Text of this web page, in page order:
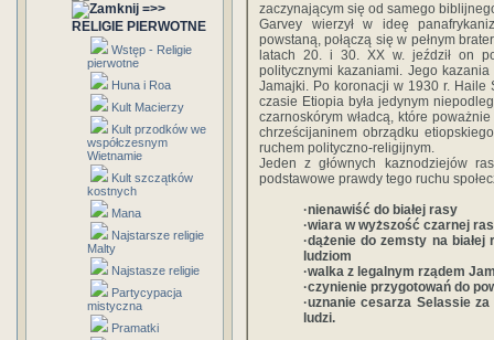
=>>
RELIGIE PIERWOTNE
Wstęp - Religie
pierwotne
Huna i Roa
Kult Macierzy
Kult przodków we
współczesnym
Wietnamie
Kult szczątków
kostnych
Mana
Najstarsze religie
Malty
Najstasze religie
Partycypacja
mistyczna
Pramatki
zaczynającym się od samego
Garvey wierzył w ideę
powstaną, połączą się w pełnym
latach 20. i 30. XX w. jeździł on
politycznymi kazaniami. Jego
Jamajki. Po koronacji w 1930 r. Haile
czasie Etiopia była jedynym
czarnoskórym władcą, które
chrześcijaninem obrządku
ruchem polityczno-religijnym.
Jeden z głównych kaznodziejów
podstawowe prawdy tego ruchu
·nienawiść do białej rasy
·wiara w wyższość czarnej
·dążenie do zemsty na
ludziom
·walka z legalnym rządem
·czynienie przygotowań do
·uznanie cesarza Selassie
ludzi.